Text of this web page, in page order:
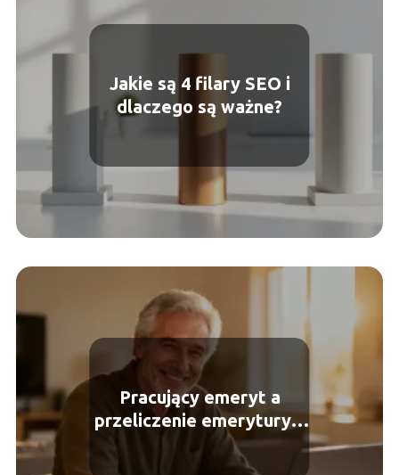
Jakie są 4 filary SEO i
dlaczego są ważne?
Pracujący emeryt a
przeliczenie emerytury –
jak to działa?